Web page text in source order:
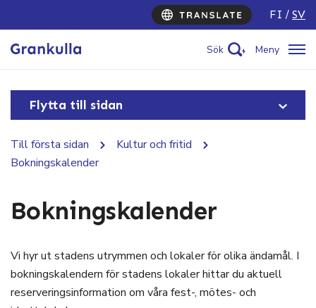
FI SV
Sök Meny
Flytta till sidan
Till första sidan
Kultur och fritid
Bokningskalender
Bokningskalender
Vi hyr ut stadens utrymmen och lokaler för olika ändamål. I
bokningskalendern för stadens lokaler hittar du aktuell
reserveringsinformation om våra fest-, mötes- och